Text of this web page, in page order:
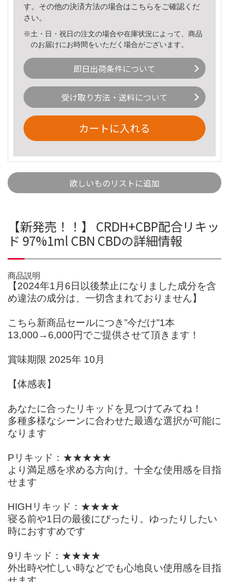
す。その他の決済方法の場合はこちら をご確認くだ
さい。
※土・日・祝日の注文の場合や在庫状況によって、商品
のお届けにお時間をいただく場合がございます。
即日出荷条件について
受け取り方法・送料について
カートに入れる
欲しいものリストに追加
【新発売！！】 CRDH+CBP配合リキッ
ド 97%1ml CBN CBDの詳細情報
商品説明
【2024年1月6日以後禁止になりました成分を含
め違法の成分は、一切含まれておりません】
こちら新商品セールにつき”今だけ”1本
13,000→6,000円でご提供させて頂きます！
賞味期限 2025年 10月
【体感表】
あなたに合ったリキッドを見つけてみてね！
多種多様なシーンに合わせた最適な選択が可能に
なります
Pリキッド：★★★★★
より満足感を求める方向け。十全な使用感を目指
せます
HIGHリキッド：★★★★
寝る前や1日の最後にぴったり。ゆったりしたい
時におすすめです
9リキッド：★★★★
外出時や忙しい時などでも心地良い使用感を目指